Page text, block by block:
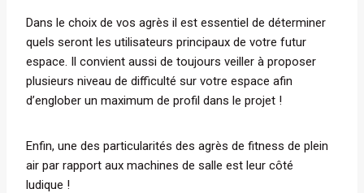
Dans le choix de vos agrès il est essentiel de déterminer
quels seront les utilisateurs principaux de votre futur
espace. Il convient aussi de toujours veiller à proposer
plusieurs niveau de difficulté sur votre espace afin
d’englober un maximum de profil dans le projet !
Enfin, une des particularités des agrès de fitness de plein
air par rapport aux machines de salle est leur côté
ludique !